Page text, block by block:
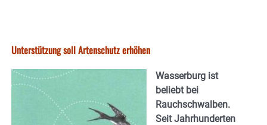
Unterstützung soll Artenschutz erhöhen
Wasserburg ist
beliebt bei
Rauchschwalben.
Seit Jahrhunderten